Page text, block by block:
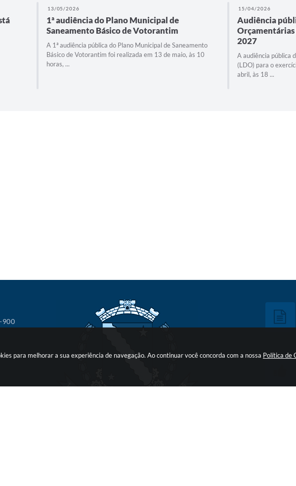
para melhorar a sua experiência de navegação. Ao continuar você concorda com a nossa Política de
13/05/2026
1ª audiência do Plano Municipal de
Saneamento Básico de Votorantim
A 1ª audiência pública do Plano Municipal de Saneamento
Básico de Votorantim foi realizada em 13 de maio, às 10
horas, ...
15/04/2026
Audiência
Orçamentárias
2027
A audiência pública
(LDO) para o
abril, às 18 ...
900